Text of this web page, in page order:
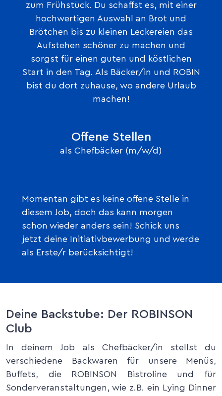
zum Frühstück. Du schaffst es, mit einer
hochwertigen Auswahl an Brot und
Brötchen bis zu kleinen Leckereien das
Aufstehen schöner zu machen und
sorgst für einen guten und köstlichen
Start in den Tag. Als Bäcker/in und ROBIN
bist du dort zuhause, wo andere Urlaub
machen!
Offene Stellen
als Chefbäcker (m/w/d)
Momentan gibt es keine offene Stelle in
diesem Job, doch das kann morgen
schon wieder anders sein! Schick uns
jetzt deine Initiativbewerbung und werde
als Erste/r berücksichtigt!
Deine Backstube: Der ROBINSON
Club
In deinem Job als Chefbäcker/in stellst du
verschiedene Backwaren für unsere Menüs,
Buffets, die ROBINSON Bistroline und für
Sonderveranstaltungen, wie z.B. ein Lying Dinner